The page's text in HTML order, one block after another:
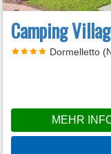
Camping
Dormelletto
MEHR